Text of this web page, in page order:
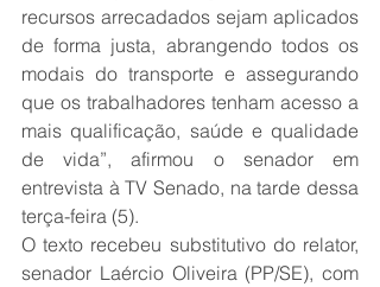
recursos arrecadados sejam aplicados
de forma justa, abrangendo todos os
modais do transporte e assegurando
que os trabalhadores tenham acesso a
mais qualificação, saúde e qualidade
de vida”, afirmou o senador em
entrevista à TV Senado, na tarde dessa
terça-feira (5).
O texto recebeu substitutivo do relator,
senador Laércio Oliveira (PP/SE), com